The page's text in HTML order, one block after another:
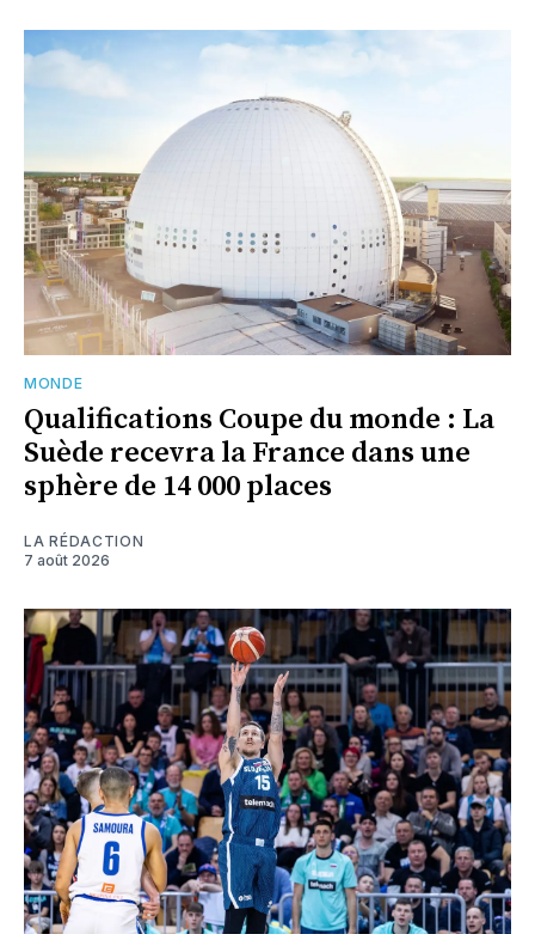
MONDE
Qualifications Coupe du monde : La
Suède recevra la France dans une
sphère de 14 000 places
LA RÉDACTION
7 août 2026